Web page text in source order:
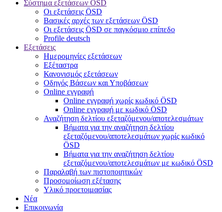
Σύστημα εξετάσεων ÖSD
Οι εξετάσεις ÖSD
Βασικές αρχές των εξετάσεων ÖSD
Οι εξετάσεις ÖSD σε παγκόσμιο επίπεδο
Profile deutsch
Εξετάσεις
Ημερομηνίες εξετάσεων
Εξέταστρα
Κανονισμός εξετάσεων
Οδηγός Βάσεων και Υποβάσεων
Online εγγραφή
Online εγγραφή χωρίς κωδικό ÖSD
Online εγγραφή με κωδικό ÖSD
Αναζήτηση δελτίου εξεταζόμενου/αποτελεσμάτων
Βήματα για την αναζήτηση δελτίου
εξεταζόμενου/αποτελεσμάτων χωρίς κωδικό
ÖSD
Βήματα για την αναζήτηση δελτίου
εξεταζόμενου/αποτελεσμάτων με κωδικό ÖSD
Παραλαβή των πιστοποιητικών
Προσομοίωση εξέτασης
Υλικό προετοιμασίας
Νέα
Επικοινωνία